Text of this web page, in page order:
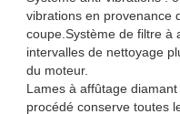
vibrations en provenance
coupe.Système de filtre à
intervalles de nettoyage
du moteur.
Lames à affûtage
procédé conserve toutes